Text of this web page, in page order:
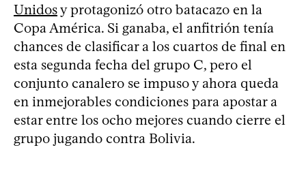
Unidosy protagonizó otro batacazo en la
Copa América. Si ganaba, el anfitrión tenía
chances de clasificar a los cuartos de final en
esta segunda fecha del grupo C, pero el
conjunto canalero se impuso y ahora queda
en inmejorables condiciones para apostar a
estar entre los ocho mejores cuando cierre el
grupo jugando contra Bolivia.